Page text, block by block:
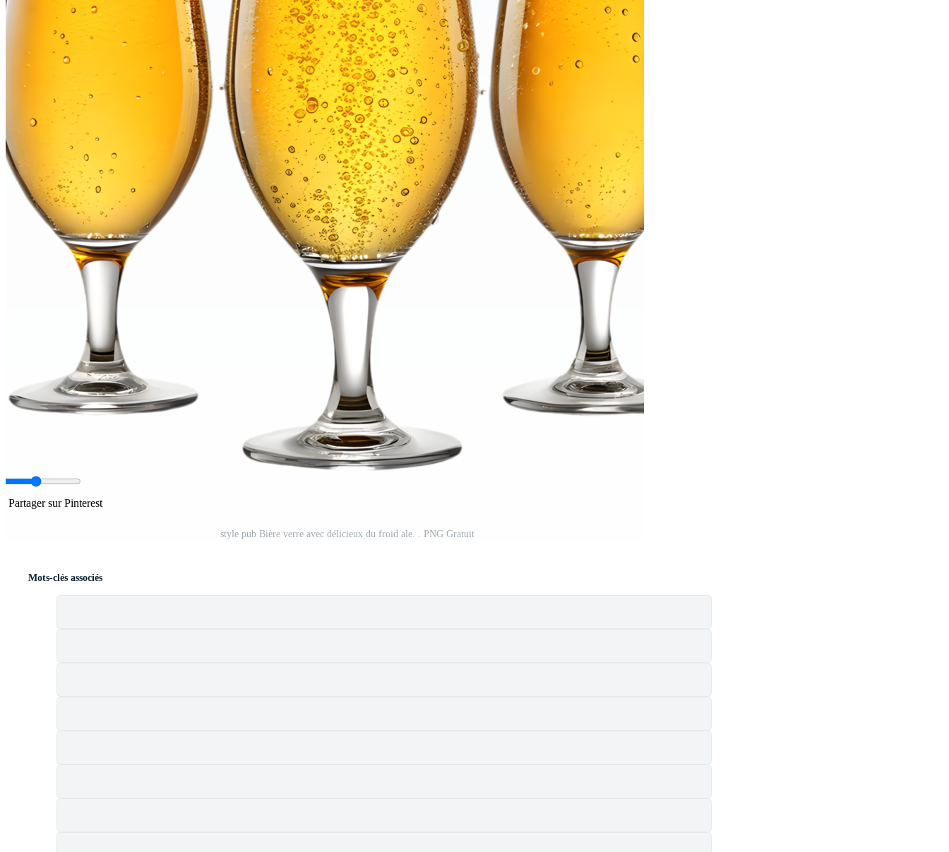
Partager sur Pinterest
style pub Bière verre avec délicieux du froid ale. . PNG Gratuit
Mots-clés associés